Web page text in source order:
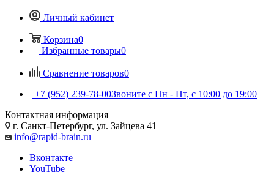
Личный кабинет
Корзина0
Избранные товары0
Сравнение товаров0
+7 (952) 239-78-00Звоните с Пн - Пт, с 10:00 до 19:00
Контактная информация
г. Санкт-Петербург, ул. Зайцева 41
info@rapid-brain.ru
Вконтакте
YouTube